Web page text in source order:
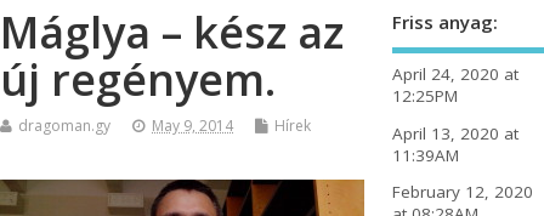
Máglya – kész az
új regényem.
dragoman.gy May 9, 2014 Hírek
Friss anyag:
April 24, 2020 at
12:25PM
April 13, 2020 at
11:39AM
February 12, 2020